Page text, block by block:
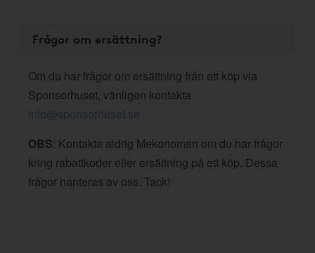
Frågor om ersättning?
Om du har frågor om ersättning från ett köp via
Sponsorhuset, vänligen kontakta
info@sponsorhuset.se
OBS: Kontakta aldrig Mekonomen om du har frågor
kring rabattkoder eller ersättning på ett köp. Dessa
frågor hanteras av oss. Tack!